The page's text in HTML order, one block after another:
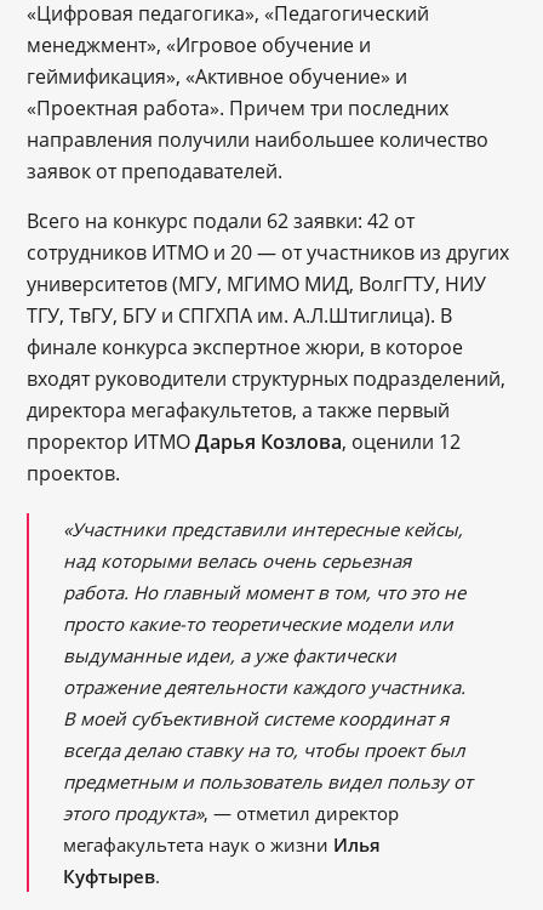
«Цифровая педагогика», «Педагогический
менеджмент», «Игровое обучение и
геймификация», «Активное обучение» и
«Проектная работа». Причем три последних
направления получили наибольшее количество
заявок от преподавателей.
Всего на конкурс подали 62 заявки: 42 от
сотрудников ИТМО и 20 — от участников из других
университетов (МГУ, МГИМО МИД, ВолгГТУ, НИУ
ТГУ, ТвГУ, БГУ и СПГХПА им. А.Л.Штиглица). В
финале конкурса экспертное жюри, в которое
входят руководители структурных подразделений,
директора мегафакультетов, а также первый
проректор ИТМОДарья Козлова, оценили 12
проектов.
«Участники представили интересные кейсы,
над которыми велась очень серьезная
работа. Но главный момент в том, что это не
просто какие-то теоретические модели или
выдуманные идеи, а уже фактически
отражение деятельности каждого участника.
В моей субъективной системе координат я
всегда делаю ставку на то, чтобы проект был
предметным и пользователь видел пользу от
этого продукта», — отметил директор
мегафакультета наук о жизни Илья
Куфтырев.